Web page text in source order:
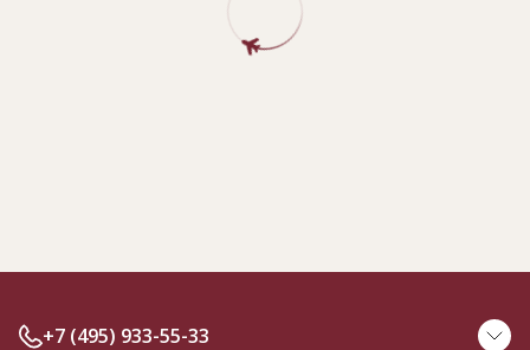
+7 (495) 933-55-33